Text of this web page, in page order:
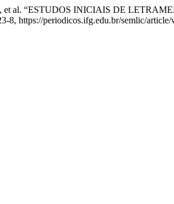
et al. “ESTUDOS INICIAIS DE
8, https://periodicos.ifg.edu.br/semlic/